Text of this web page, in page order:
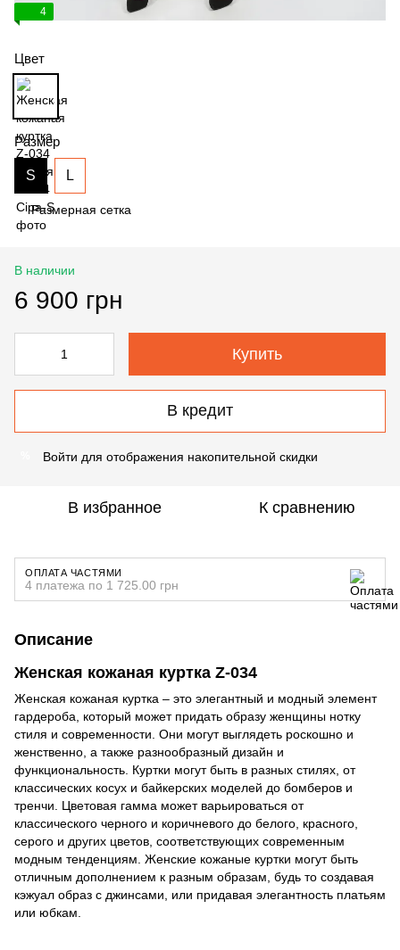
4
Цвет
Размер
S L
Размерная сетка
В наличии
6 900 грн
Купить
В кредит
Войти для отображения накопительной скидки
В избранное К сравнению
ОПЛАТА ЧАСТЯМИ
4 платежа по 1 725.00 грн
Описание
Женская кожаная куртка Z-034
Женская кожаная куртка – это элегантный и модный элемент
гардероба, который может придать образу женщины нотку
стиля и современности. Они могут выглядеть роскошно и
женственно, а также разнообразный дизайн и
функциональность. Куртки могут быть в разных стилях, от
классических косух и байкерских моделей до бомберов и
тренчи. Цветовая гамма может варьироваться от
классического черного и коричневого до белого, красного,
серого и других цветов, соответствующих современным
модным тенденциям. Женские кожаные куртки могут быть
отличным дополнением к разным образам, будь то создавая
кэжуал образ с джинсами, или придавая элегантность платьям
или юбкам.